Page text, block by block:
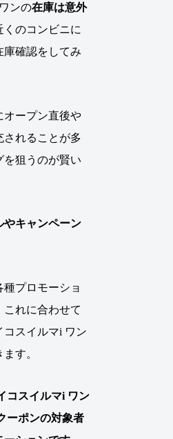
ンの在庫は意外
くのコンビニに
庫確認をしてみ
オープン直後や
されることが多
を狙うのが賢い
やキャンペーン
プロモーショ
これに合わせて
コスイルマi ワン
す。
コスイルマi ワン
ーポンの対象者